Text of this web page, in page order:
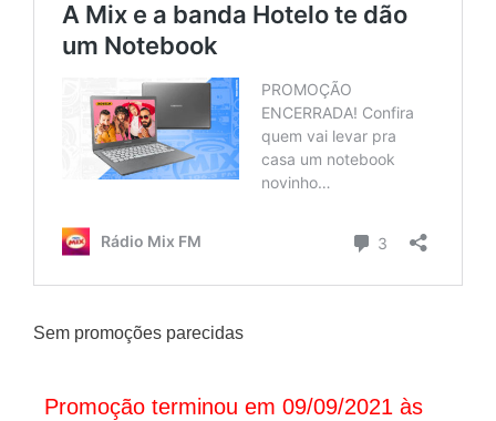
Sem promoções parecidas
Promoção terminou em 09/09/2021 às